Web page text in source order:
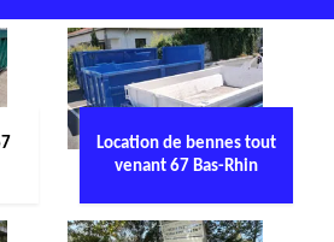
Location de bennes tout
venant 67 Bas-Rhin